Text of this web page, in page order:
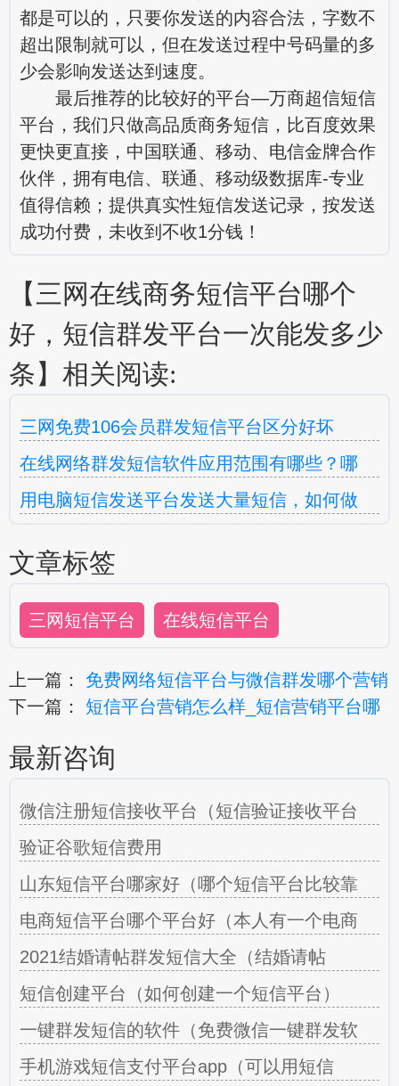
都是可以的，只要你发送的内容合法，字数不
超出限制就可以，但在发送过程中号码量的多
少会影响发送达到速度。
最后推荐的比较好的平台—万商超信短信
平台，我们只做高品质商务短信，比百度效果
更快更直接，中国联通、移动、电信金牌合作
伙伴，拥有电信、联通、移动级数据库-专业
值得信赖；提供真实性短信发送记录，按发送
成功付费，未收到不收1分钱！
【三网在线商务短信平台哪个
好，短信群发平台一次能发多少
条】相关阅读:
三网免费106会员群发短信平台区分好坏
在线网络群发短信软件应用范围有哪些？哪
用电脑短信发送平台发送大量短信，如何做
文章标签
三网短信平台 在线短信平台
上一篇： 免费网络短信平台与微信群发哪个营销
下一篇： 短信平台营销怎么样_短信营销平台哪
最新咨询
微信注册短信接收平台（短信验证接收平台
验证谷歌短信费用
山东短信平台哪家好（哪个短信平台比较靠
电商短信平台哪个平台好（本人有一个电商
2021结婚请帖群发短信大全（结婚请帖
短信创建平台（如何创建一个短信平台）
一键群发短信的软件（免费微信一键群发软
手机游戏短信支付平台app（可以用短信